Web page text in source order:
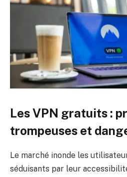
Les VPN gratuits :
trompeuses et
Le marché inonde les
séduisants par leur